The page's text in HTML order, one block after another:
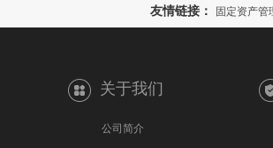
友情链接： 固定资产管
关于我们
公司简介